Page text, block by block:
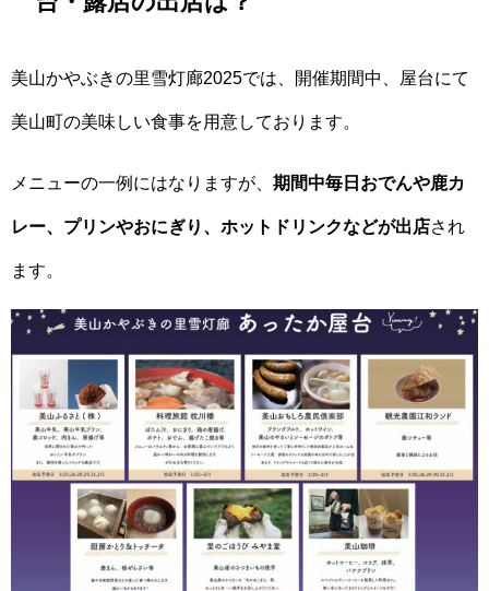
美山かやぶきの里雪灯廊2025では、開催期間中、屋台にて
美山町の美味しい食事を用意しております。
メニューの一例にはなりますが、 期間中毎日おでんや鹿カ
レー、プリンやおにぎり、ホットドリンクなどが出店され
ます。